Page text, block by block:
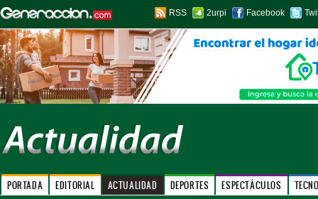
RSS 2urpi Facebook
PORTADA EDITORIAL ACTUALIDAD DEPORTES ESPECTÁCULOS